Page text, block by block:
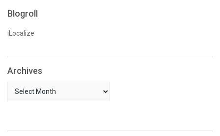
Blogroll
iLocalize
Archives